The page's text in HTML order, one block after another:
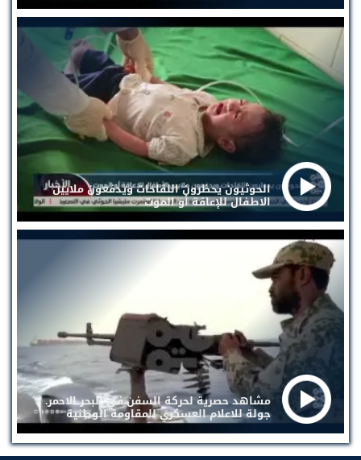
الحوثيون يحظرون اللقاحات ويدفعون ملايين
الاطفال للإعاقة أو الموت
مشاهد حصرية لحركة السفن في البحر الاحمر.
جولة للاعلام العسكري للمقاومة الوطنية